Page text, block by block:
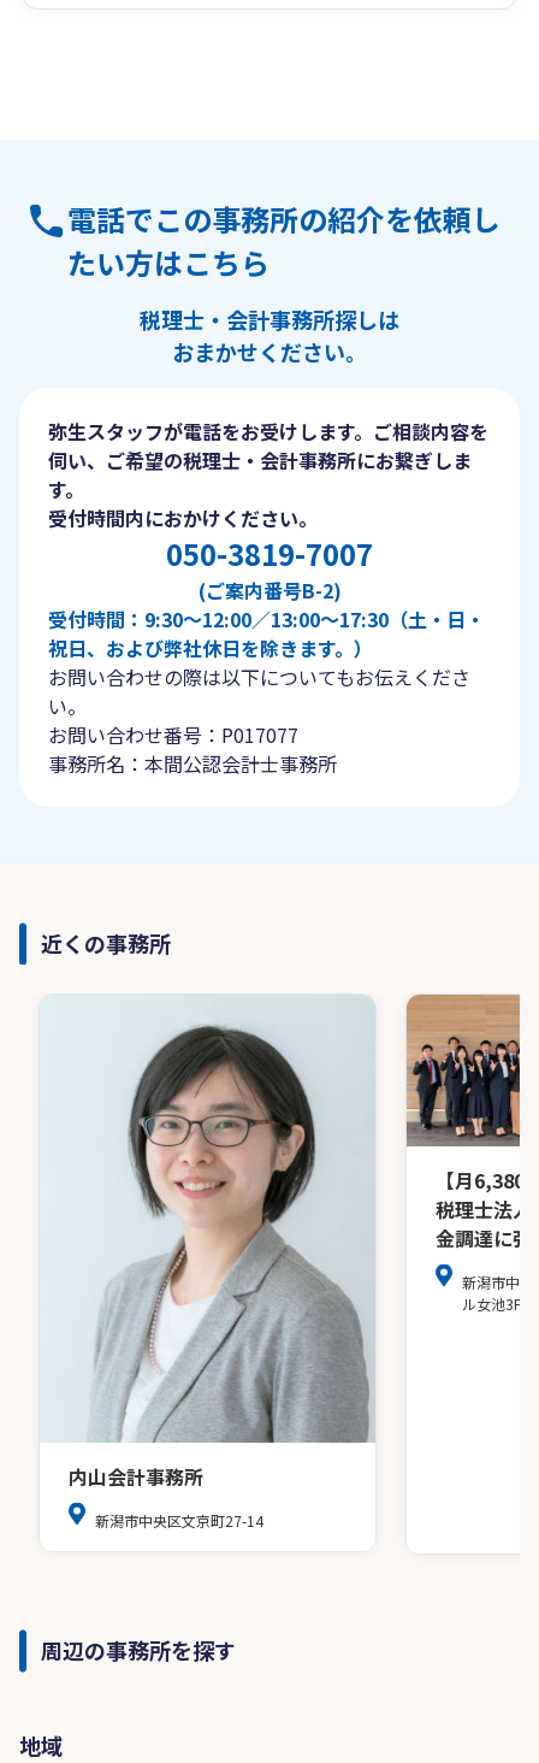
電話でこの事務所の紹介を依頼し
たい方はこちら
税理士・会計事務所探しは
おまかせください。
弥生スタッフが電話をお受けします。ご相談内容を
伺い、ご希望の税理士・会計事務所にお繋ぎしま
す。
受付時間内におかけください。
050-3819-7007
(ご案内番号B-2)
受付時間：9:30〜12:00／13:00〜17:30（土・日・
祝日、および弊社休日を除きます。）
お問い合わせの際は以下についてもお伝えくださ
い。
お問い合わせ番号：P017077
事務所名：本間公認会計士事務所
近くの事務所
内山会計事務所
新潟市中央区文京町27-14
【月6,380
税理士法人
金調達に強
新潟市中
ル女池3F
周辺の事務所を探す
地域